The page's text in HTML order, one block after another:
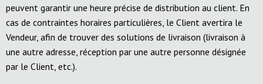
peuvent garantir une heure précise de distribution au client. En
cas de contraintes horaires particulières, le Client avertira le
Vendeur, afin de trouver des solutions de livraison (livraison à
une autre adresse, réception par une autre personne désignée
par le Client, etc.).